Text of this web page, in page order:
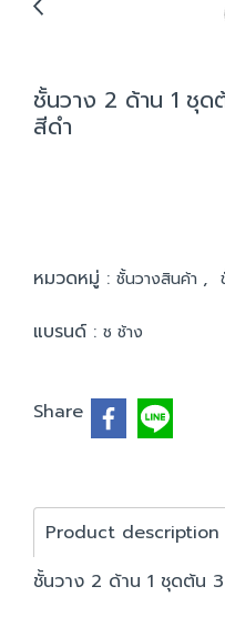
ชั้นวาง 2 ด้าน 1 ชุ
สีดำ
หมวดหมู่ : ชั้นวางสินค้า ,
แบรนด์ : ช ช้าง
Share
Product description
ชั้นวาง 2 ด้าน 1 ชุดต้น